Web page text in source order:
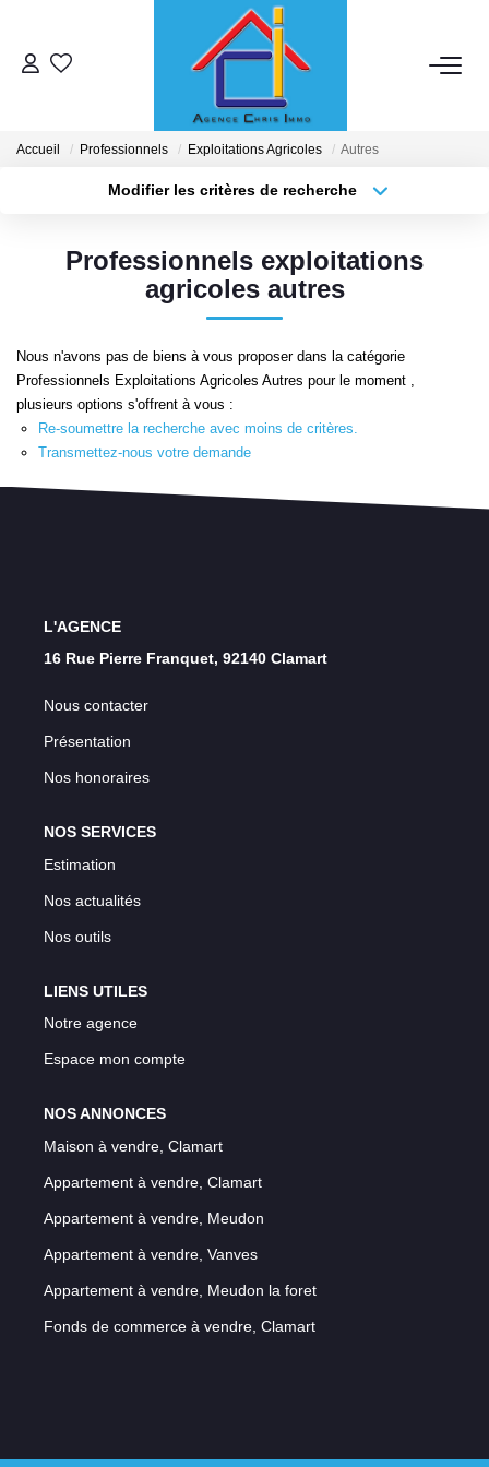
ACHETER
MISE EN RELATION
NOTRE ENSEIGNE
Qui Sommes-Nous
Nous Rejoindre
Nos Témoignages
EN
Accueil Professionnels Exploitations Agricoles Autres
Modifier les critères de recherche
Budget max
Professionnels exploitations
agricoles autres
Nous n'avons pas de biens à vous proposer dans la catégorie
Professionnels Exploitations Agricoles Autres pour le moment ,
plusieurs options s'offrent à vous :
Re-soumettre la recherche avec moins de critères.
Transmettez-nous votre demande
L'AGENCE
16 Rue Pierre Franquet, 92140 Clamart
Nous contacter
Présentation
Nos honoraires
NOS SERVICES
Estimation
Nos actualités
Nos outils
LIENS UTILES
Notre agence
Espace mon compte
NOS ANNONCES
Maison à vendre, Clamart
Appartement à vendre, Clamart
Appartement à vendre, Meudon
Appartement à vendre, Vanves
Appartement à vendre, Meudon la foret
Fonds de commerce à vendre, Clamart